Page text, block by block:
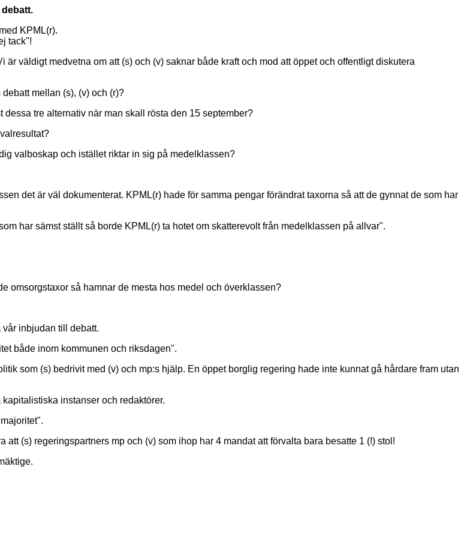
KPML(r).
tack"!
väldigt medvetna om att (s) och (v) saknar både kraft och mod att öppet och offentligt diskutera
mellan (s), (v) och (r)?
tre alternativ när man skall rösta den 15 september?
valboskap och istället riktar in sig på medelklassen?
det är väl dokumenterat. KPML(r) hade för samma pengar förändrat taxorna så att de gynnat de som har
har sämst ställt så borde KPML(r) ta hotet om skatterevolt från medelklassen på allvar".
omsorgstaxor så hamnar de mesta hos medel och överklassen?
inbjudan till debatt.
både inom kommunen och riksdagen".
som (s) bedrivit med (v) och mp:s hjälp. En öppet borglig regering hade inte kunnat gå hårdare fram utan
instanser och redaktörer.
(s) regeringspartners mp och (v) som ihop har 4 mandat att förvalta bara besatte 1 (!) stol!